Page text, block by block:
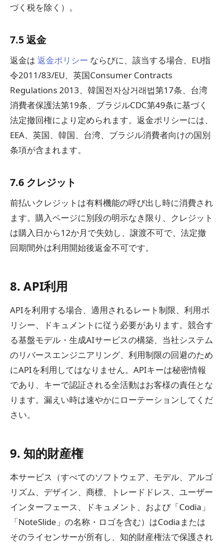
づく税を除く）。
7.5 返金
返金は 返金ポリシー ならびに、該当する場合、EU指
令2011/83/EU、英国Consumer Contracts
Regulations 2013、韓国전자상거래법第17条、台湾
消費者保護法第19条、ブラジルCDC第49条に基づく
法定撤回権により定められます。返金ポリシーには、
EEA、英国、韓国、台湾、ブラジル消費者向けの国別
条項が含まれます。
7.6 クレジット
前払いクレジットは有料機能の呼び出し時に消費され
ます。購入ページに別段の明示なき限り、クレジット
は購入日から12か月で失効し、譲渡不可で、法定撤
回期間外は利用開始後返金不可です。
8. API利用
APIを利用する場合、適用されるレート制限、利用ポ
リシー、ドキュメントに従う必要があります。競合す
る基盤モデル・生成AIサービスの構築、当社システム
のリバースエンジニアリング、利用制限の回避のため
にAPIを利用してはなりません。APIキーは秘密情報
であり、キーで認証される全活動はお客様の責任とな
ります。漏えい時は速やかにローテーションしてくだ
さい。
9. 知的財産権
本サービス（すべてのソフトウェア、モデル、アルゴ
リズム、デザイン、商標、トレードドレス、ユーザー
インターフェース、ドキュメント、および「Codia」
「NoteSlide」の名称・ロゴを含む）はCodiaまたは
そのライセンサーが所有し、知的財産権法で保護され